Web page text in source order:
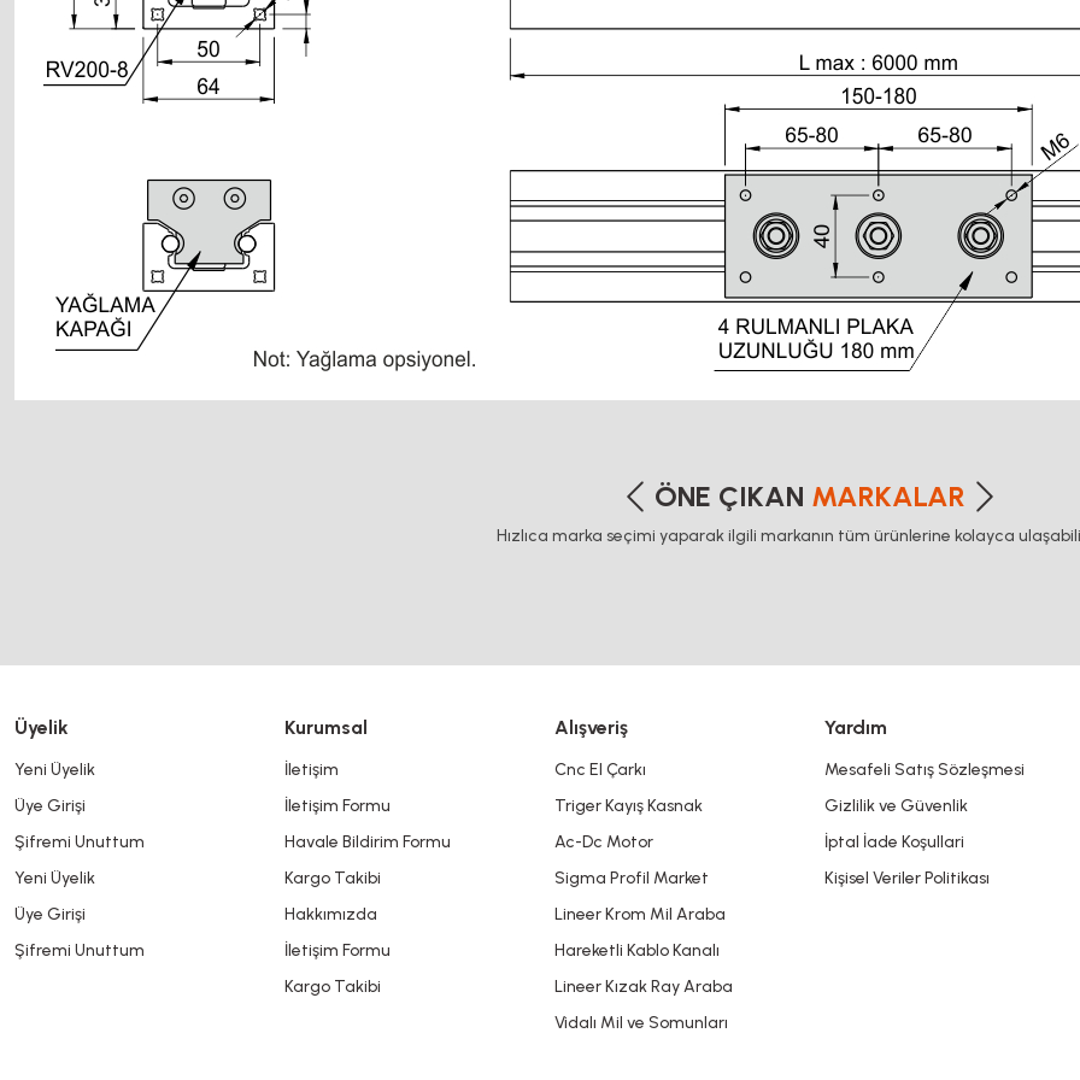
ÖNE ÇIKAN MARKALAR
Hızlıca marka seçimi yaparak ilgili markanın tüm ürünlerine kolayca
Üyelik
Yeni Üyelik
Üye Girişi
Şifremi Unuttum
Yeni Üyelik
Üye Girişi
Şifremi Unuttum
Kurumsal
İletişim
İletişim Formu
Havale Bildirim Formu
Kargo Takibi
Hakkımızda
İletişim Formu
Kargo Takibi
Alışveriş
Cnc El Çarkı
Triger Kayış Kasnak
Ac-Dc Motor
Sigma Profil Market
Lineer Krom Mil Araba
Hareketli Kablo Kanalı
Lineer Kızak Ray Araba
Vidalı Mil ve Somunları
Yardım
Mesafeli Satış Sözleşmesi
Gizlilik ve Güvenlik
İptal İade Koşullari
Kişisel Veriler Politikası